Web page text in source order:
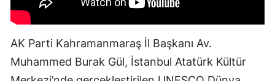
AK Parti Kahramanmaraş İl Başkanı Av.
Muhammed Burak Gül, İstanbul Atatürk Kültür